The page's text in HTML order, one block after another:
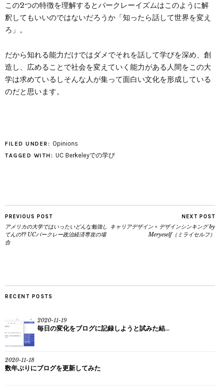
この2つの特徴を理解するとバークレーイズムはこのように解
釈してもいいのではないだろうか「知ったら話して世界を変え
ろ」。
だから知れる能力だけではダメでそれを話して学びを深め、創
造し、広めることで社会を変えていく能力がある人間をこの大
学は求めているしそんな人が集って面白い文化を形成している
のだと思います。
FILED UNDER: Opinions
TAGGED WITH: UC Berkeleyでの学び
PREVIOUS POST
アメリカの大学ではいったいどんな勉強し
てんの?? UCバークレー政治経済専攻の場
合
NEXT POST
キャリアデザイン × デザインシンキング by
Meryeself（ミライセルフ）
RECENT POSTS
2020-11-19
毎日の変化をブログに記録しようと試みた結...
2020-11-18
数年ぶりにブログを更新してみた